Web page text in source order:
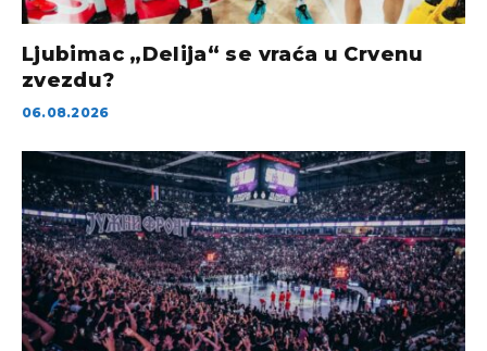
Ljubimac „Delija“ se vraća u Crvenu
zvezdu?
06.08.2026